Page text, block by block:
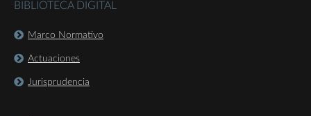
BIBLIOTECA DIGITAL
Marco Normativo
Actuaciones
Jurisprudencia